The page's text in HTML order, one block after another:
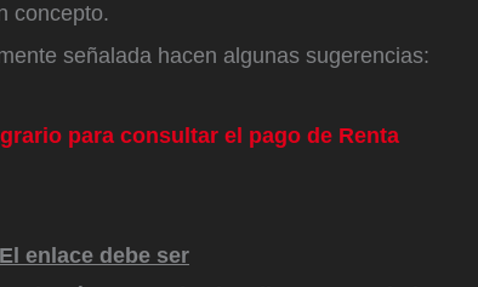
concepto.
señalada hacen algunas sugerencias:
para consultar el pago de Renta
El enlace debe ser